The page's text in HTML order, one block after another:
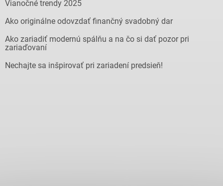
Vianočné trendy 2025
Ako originálne odovzdať finančný svadobný dar
Ako zariadiť modernú spálňu a na čo si dať pozor pri
zariaďovaní
Nechajte sa inšpirovať pri zariadení predsieň!